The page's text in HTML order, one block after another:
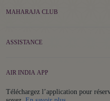
MAHARAJA CLUB
ASSISTANCE
AIR INDIA APP
Téléchargez l’application pour